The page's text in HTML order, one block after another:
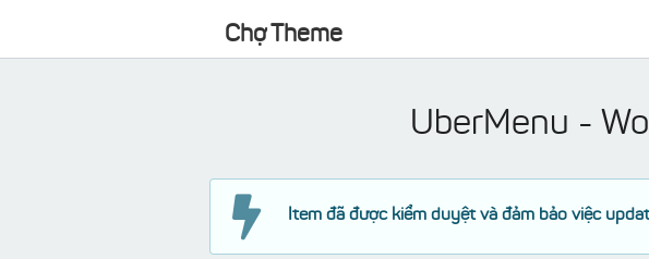
Chợ Theme
UberMenu -
Item đã được kiểm duyệt và đảm bảo việc